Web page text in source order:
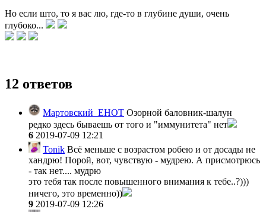
Но если што, то я вас лю, где-то в глубине души, очень
глубоко...
12 ответов
Мартовский_ЕНОТ Озорной баловник-шалун
редко здесь бываешь от того и "иммунитета" нет
6 2019-07-09 12:21
Tonik Всё меньше с возрастом робею и от досады не
хандрю! Порой, вот, чувствую - мудрею. А присмотрюсь
- так нет.... мудрю
это тебя так после повышенного внимания к тебе..?)))
ничего, это временно))
9 2019-07-09 12:26